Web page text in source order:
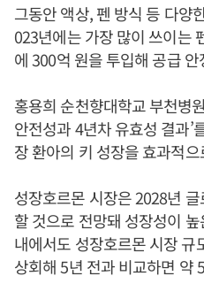
그동안 액상, 펜 방식 등 다양
023년에는 가장 많이 쓰이는
에 300억 원을 투입해 공급
홍용희 순천향대학교 부천병
안전성과 4년차 유효성 결과’
장 환아의 키 성장을 효과적
성장호르몬 시장은 2028년
할 것으로 전망돼 성장성이
내에서도 성장호르몬 시장
상회해 5년 전과 비교하면 약